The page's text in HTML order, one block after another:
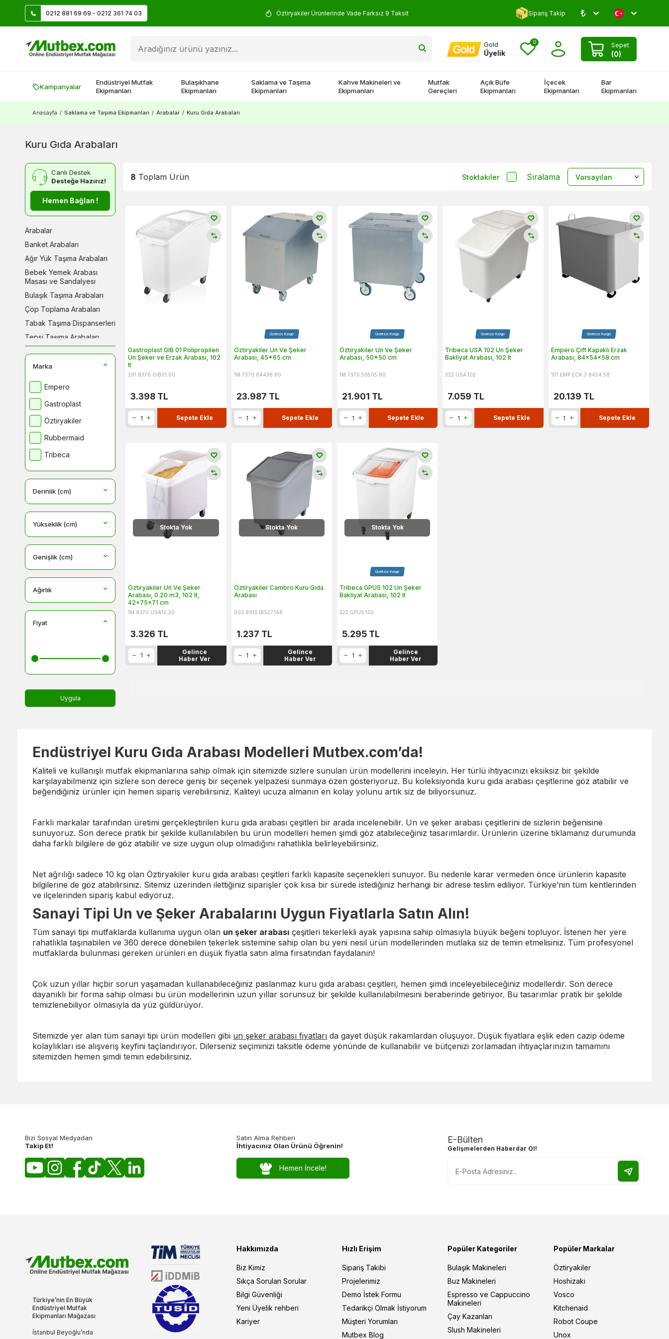
0212 881 69 69 - 0212 361 74 03Üye Ol İlk Siparişte 500 TL Kazan! Öztiryakiler Ürünlerinde Vade Farksız 9 Taksit Yorum Yap 500 TL Kazan!
Sipariş Takip ₺
Gold
Üyelik
0 Sepet
(0)
Kampanyalar
Endüstriyel Mutfak
Ekipmanları
Bulaşıkhane
Ekipmanları
Saklama ve Taşıma
Ekipmanları
Kahve Makineleri ve
Ekipmanları
Mutfak
Gereçleri
Açık Büfe
Ekipmanları
İçecek
Ekipmanları
Bar
Ekipmanları
Anasayfa / Saklama ve Taşıma Ekipmanları / Arabalar / Kuru Gıda Arabaları
Kuru Gıda Arabaları
Canlı Destek
Desteğe Hazırız!
Hemen Bağlan !
Arabalar
Banket Arabaları
Ağır Yük Taşıma Arabaları
Bebek Yemek Arabası
Masası ve Sandalyesi
Bulaşık Taşıma Arabaları
Çöp Toplama Arabaları
Tabak Taşıma Dispanserleri
Tepsi Taşıma Arabaları
Katlı Tabak Taşıma
Tabak Arabaları Koruma
Örtüleri
Kuru Gıda Arabaları
Servis Arabaları
Tabak Taşıma Kartuşları
Temizlik Arabaları
Marka
Empero
Gastroplast
Öztiryakiler
Rubbermaid
Tribeca
Derinlik (cm)
Yükseklik (cm)
Genişlik (cm)
Ağırlık
Fiyat
Uygula
8 Toplam Ürün Stoktakiler Sıralama
Gastroplast GIB 01 Polipropilen
Un Şeker ve Erzak Arabası, 102
lt
391.8370.GIB01.00
3.398 TL
Sepete Ekle
Ücretsiz Kargo
Öztiryakiler Un Ve Şeker
Arabası, 45*65 cm
1M.7370.64436.80
23.987 TL
Sepete Ekle
Ücretsiz Kargo
Öztiryakiler Un Ve Şeker
Arabası, 50*50 cm
1M.7370.50505.80
21.901 TL
Sepete Ekle
Ücretsiz Kargo
Tribeca USA 102 Un Şeker
Bakliyat Arabası, 102 lt
322.USA.102
7.059 TL
Sepete Ekle
Ücretsiz Kargo
Empero Çift Kapaklı Erzak
Arabası, 84x54x58 cm
101.EMP.ECK.3.8454.58
20.139 TL
Sepete Ekle
Stokta Yok
Öztiryakiler Un Ve Şeker
Arabası, 0.20 m3, 102 lt,
42x75x71 cm
1M.8370.USA10.20
3.326 TL
Gelince
Haber Ver
Stokta Yok
Öztiryakiler Cambro Kuru Gıda
Arabası
003.8913.IBS27.148
1.237 TL
Gelince
Haber Ver
Stokta Yok
Ücretsiz Kargo
Tribeca GPUS 102 Un Şeker
Bakliyat Arabası, 102 lt
322.GPUS.102
5.295TL
Gelince
Haber Ver
Endüstriyel Kuru Gıda Arabası Modelleri Mutbex.com’da!
Kaliteli ve kullanışlı mutfak ekipmanlarına sahip olmak için sitemizde sizlere sunulan ürün modellerini inceleyin. Her türlü ihtiyacınızı eksiksiz bir şekilde
karşılayabilmeniz için sizlere son derece geniş bir seçenek yelpazesi sunmaya özen gösteriyoruz. Bu koleksiyonda kuru gıda arabası çeşitlerine göz atabilir ve
beğendiğiniz ürünler için hemen sipariş verebilirsiniz. Kaliteyi ucuza almanın en kolay yolunu artık siz de biliyorsunuz.
Farklı markalar tarafından üretimi gerçekleştirilen kuru gıda arabası çeşitleri bir arada incelenebilir. Un ve şeker arabası çeşitlerini de sizlerin beğenisine
sunuyoruz. Son derece pratik bir şekilde kullanılabilen bu ürün modelleri hemen şimdi göz atabileceğiniz tasarımlardır. Ürünlerin üzerine tıklamanız durumunda
daha farklı bilgilere de göz atabilir ve size uygun olup olmadığını rahatlıkla belirleyebilirsiniz.
Net ağrılığı sadece 10 kg olan Öztiryakiler kuru gıda arabası çeşitleri farklı kapasite seçenekleri sunuyor. Bu nedenle karar vermeden önce ürünlerin kapasite
bilgilerine de göz atabilirsiniz. Sitemiz üzerinden ilettiğiniz siparişler çok kısa bir sürede istediğiniz herhangi bir adrese teslim ediliyor. Türkiye’nin tüm kentlerinden
ve ilçelerinden sipariş kabul ediyoruz.
Sanayi Tipi Un ve Şeker Arabalarını Uygun Fiyatlarla Satın Alın!
Tüm sanayi tipi mutfaklarda kullanıma uygun olan un şeker arabası çeşitleri tekerlekli ayak yapısına sahip olmasıyla büyük beğeni topluyor. İstenen her yere
rahatlıkla taşınabilen ve 360 derece dönebilen tekerlek sistemine sahip olan bu yeni nesil ürün modellerinden mutlaka siz de temin etmelisiniz. Tüm profesyonel
mutfaklarda bulunması gereken ürünleri en düşük fiyatla satın alma fırsatından faydalanın!
Çok uzun yıllar hiçbir sorun yaşamadan kullanabileceğiniz paslanmaz kuru gıda arabası çeşitleri, hemen şimdi inceleyebileceğiniz modellerdir. Son derece
dayanıklı bir forma sahip olması bu ürün modellerinin uzun yıllar sorunsuz bir şekilde kullanılabilmesini beraberinde getiriyor. Bu tasarımlar pratik bir şekilde
temizlenebiliyor olmasıyla da yüz güldürüyor.
Sitemizde yer alan tüm sanayi tipi ürün modelleri gibi un şeker arabası fiyatları da gayet düşük rakamlardan oluşuyor. Düşük fiyatlara eşlik eden cazip ödeme
kolaylıkları ise alışveriş keyfini taçlandırıyor. Dilerseniz seçiminizi taksitle ödeme yönünde de kullanabilir ve bütçenizi zorlamadan ihtiyaçlarınızın tamamını
sitemizden hemen şimdi temin edebilirsiniz.
Bizi Sosyal Medyadan
Takip Et!
Satın Alma Rehberi
İhtiyacınız Olan Ürünü Öğrenin!
Hemen İncele!
E-Bülten
Gelişmelerden Haberdar Ol!
Türkiye’nin En Büyük
Endüstriyel Mutfak
Ekipmanları Mağazası
İstanbul Beyoğlu’nda
Hakkımızda
Biz Kimiz
Sıkça Sorulan Sorular
Bilgi Güvenliği
Yeni Üyelik rehberi
Kariyer
Hızlı Erişim
Sipariş Takibi
Projelerimiz
Demo İstek Formu
Tedarikçi Olmak İstiyorum
Müşteri Yorumları
Mutbex Blog
Popüler Kategoriler
Bulaşık Makineleri
Buz Makineleri
Espresso ve Cappuccino
Makineleri
Çay Kazanları
Slush Makineleri
Popüler Markalar
Öztiryakiler
Hoshizaki
Vosco
Kitchenaid
Robot Coupe
Unox